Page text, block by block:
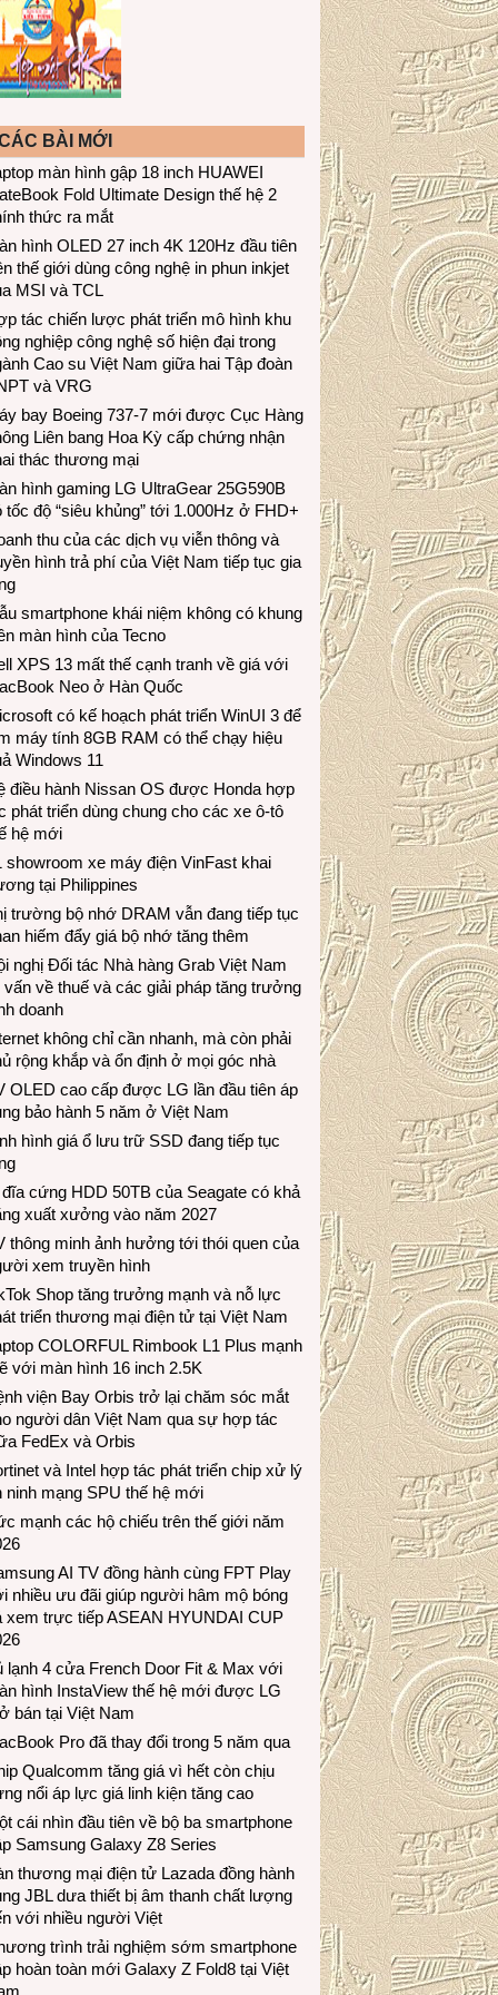
BÀI MỚI
màn hình gập 18 inch HUAWEI
Fold Ultimate Design thế hệ 2
thức ra mắt
hình OLED 27 inch 4K 120Hz đầu tiên
thế giới dùng công nghệ in phun inkjet
MSI và TCL
tác chiến lược phát triển mô hình khu
nghiệp công nghệ số hiện đại trong
Cao su Việt Nam giữa hai Tập đoàn
và VRG
bay Boeing 737-7 mới được Cục Hàng
Liên bang Hoa Kỳ cấp chứng nhận
thác thương mại
hình gaming LG UltraGear 25G590B
tốc độ “siêu khủng” tới 1.000Hz ở FHD+
thu của các dịch vụ viễn thông và
hình trả phí của Việt Nam tiếp tục gia
smartphone khái niệm không có khung
màn hình của Tecno
XPS 13 mất thế cạnh tranh về giá với
Neo ở Hàn Quốc
có kế hoạch phát triển WinUI 3 để
máy tính 8GB RAM có thể chạy hiệu
Windows 11
điều hành Nissan OS được Honda hợp
phát triển dùng chung cho các xe ô-tô
hệ mới
showroom xe máy điện VinFast khai
tại Philippines
trường bộ nhớ DRAM vẫn đang tiếp tục
hiếm đẩy giá bộ nhớ tăng thêm
nghị Đối tác Nhà hàng Grab Việt Nam
về thuế và các giải pháp tăng trưởng
doanh
không chỉ cần nhanh, mà còn phải
rộng khắp và ổn định ở mọi góc nhà
OLED cao cấp được LG lần đầu tiên áp
bảo hành 5 năm ở Việt Nam
hình giá ổ lưu trữ SSD đang tiếp tục
cứng HDD 50TB của Seagate có khả
xuất xưởng vào năm 2027
thông minh ảnh hưởng tới thói quen của
xem truyền hình
Shop tăng trưởng mạnh và nỗ lực
triển thương mại điện tử tại Việt Nam
COLORFUL Rimbook L1 Plus mạnh
với màn hình 16 inch 2.5K
viện Bay Orbis trở lại chăm sóc mắt
người dân Việt Nam qua sự hợp tác
FedEx và Orbis
và Intel hợp tác phát triển chip xử lý
ninh mạng SPU thế hệ mới
mạnh các hộ chiếu trên thế giới năm
AI TV đồng hành cùng FPT Play
nhiều ưu đãi giúp người hâm mộ bóng
xem trực tiếp ASEAN HYUNDAI CUP
lạnh 4 cửa French Door Fit & Max với
hình InstaView thế hệ mới được LG
bán tại Việt Nam
Pro đã thay đổi trong 5 năm qua
Qualcomm tăng giá vì hết còn chịu
nổi áp lực giá linh kiện tăng cao
cái nhìn đầu tiên về bộ ba smartphone
Samsung Galaxy Z8 Series
thương mại điện tử Lazada đồng hành
JBL dưa thiết bị âm thanh chất lượng
với nhiều người Việt
trình trải nghiệm sớm smartphone
hoàn toàn mới Galaxy Z Fold8 tại Việt